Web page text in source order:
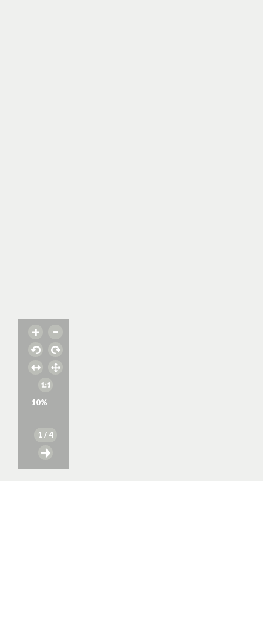
10%
1 / 4